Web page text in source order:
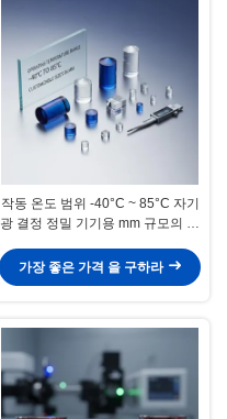
작동 온도 범위 -40°C ~ 85°C 자기
광 결정 정밀 기기용 mm 규모의 전
있습니다
가장 좋은 가격 을 구하라